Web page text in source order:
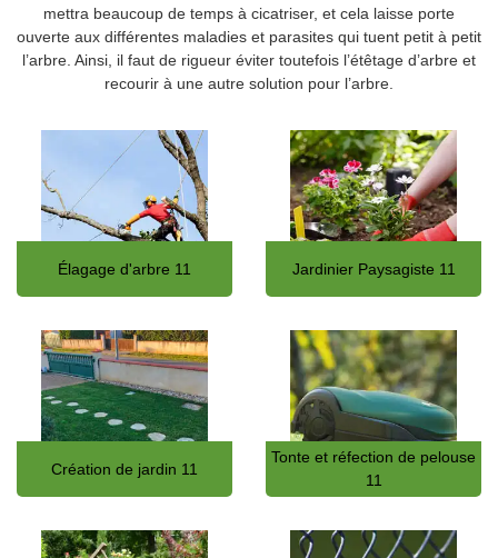
mettra beaucoup de temps à cicatriser, et cela laisse porte
ouverte aux différentes maladies et parasites qui tuent petit à petit
l’arbre. Ainsi, il faut de rigueur éviter toutefois l’étêtage d’arbre et
recourir à une autre solution pour l’arbre.
Élagage d'arbre 11 Jardinier Paysagiste 11
Création de jardin 11
Tonte et réfection de pelouse
11